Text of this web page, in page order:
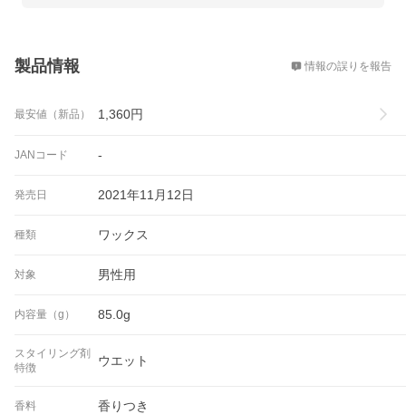
製品情報 情報の誤りを報告
最安値（新品） 1,360円
JANコード -
発売日 2021年11月12日
種類 ワックス
対象 男性用
内容量（g） 85.0g
スタイリング剤
特徴
ウエット
香料 香りつき